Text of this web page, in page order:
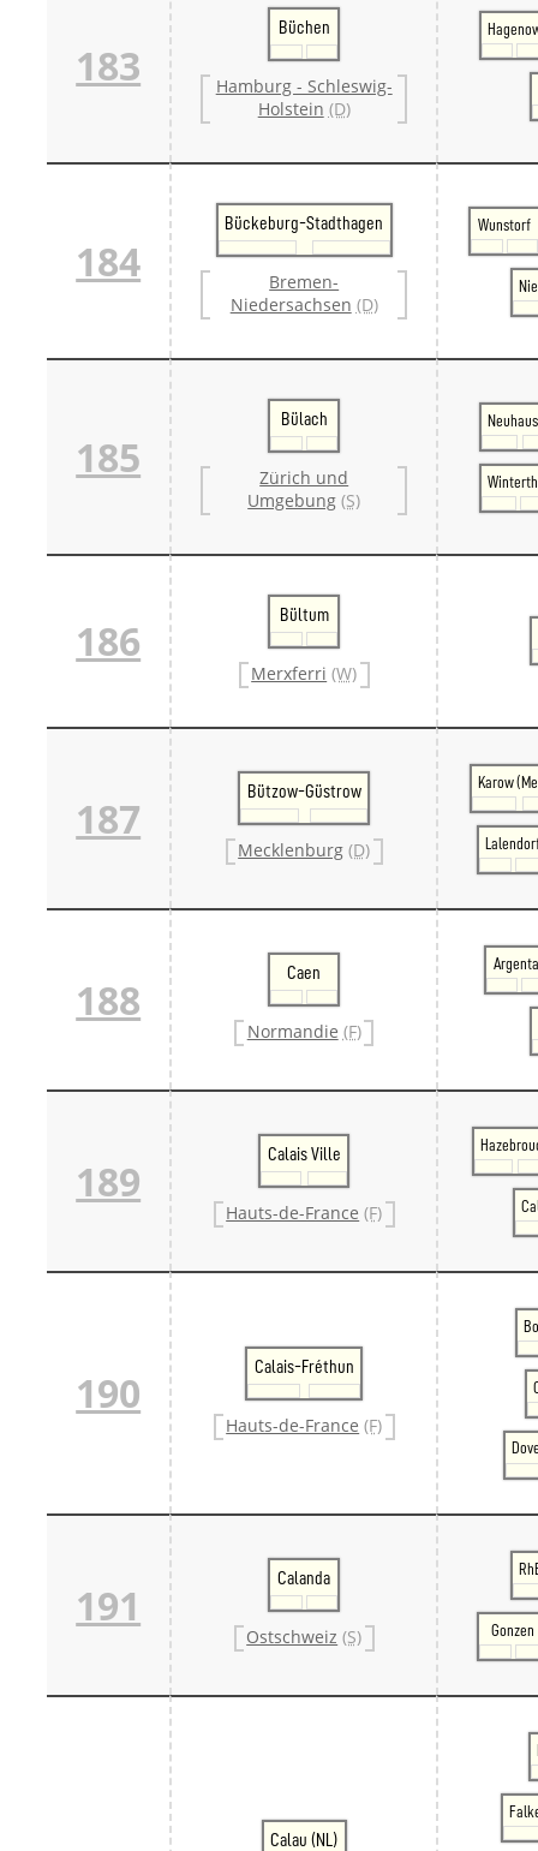
183
Büchen
Hamburg - Schleswig-
Holstein (D)
184
Bückeburg-Stadthagen
Bremen-
Niedersachsen (D)
Wunstorf
185
Bülach
Zürich und
Umgebung (S)
186
Bültum
Merxferri (W)
187
Bützow-Güstrow
Mecklenburg (D)
Karow
188
Caen
Normandie (F)
189
Calais Ville
Hauts-de-France (F)
190
Calais-Fréthun
Hauts-de-France (F)
191
Calanda
Ostschweiz (S) Gonzen
Calau (NL)